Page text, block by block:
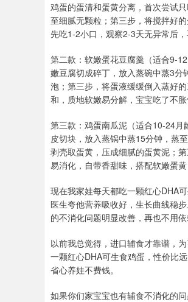
鸡蛋的蛋清和蛋黄分离，首次尝试
至细腻无颗粒；第三步，将搅拌好
先吃1-2小口，观察2-3天无异常后
第二款：软嫩蛋花豆腐羹（适合9-
嫩豆腐切成碎丁，放入蒸碗中蒸3
泡；第三步，将蛋液缓缓倒入蒸好
和，质地软嫩易分解，宝宝吃了不胀
第三款：鸡蛋南瓜泥（适合10-24
皮切块，放入蒸锅中蒸15分钟，蒸
剥壳取蛋黄，压成细腻的蛋黄泥；
易消化，自带香甜味，搭配软嫩蛋
现在我家娃每天都吃一颗红心DHA
医生夸他营养吸收好，生长曲线稳
的不消化问题明显改善，再也不用
以前我总觉得，进口辅食才靠谱，
一颗红心DHA可生食鸡蛋，性价比
省心养娃不费钱。
如果你们家宝宝也有辅食不消化的